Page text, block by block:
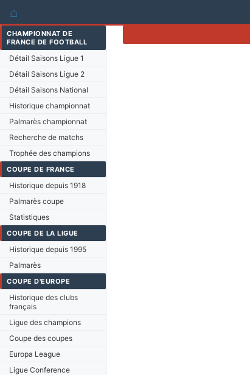
⌂
CHAMPIONNAT DE
FRANCE DE FOOTBALL
Détail Saisons Ligue 1
Détail Saisons Ligue 2
Détail Saisons National
Historique championnat
Palmarès championnat
Recherche de matchs
Trophée des champions
COUPE DE FRANCE
Historique depuis 1918
Palmarès coupe
Statistiques
COUPE DE LA LIGUE
Historique depuis 1995
Palmarès
COUPE D'EUROPE
Historique des clubs
français
Ligue des champions
Coupe des coupes
Europa League
Ligue Conference